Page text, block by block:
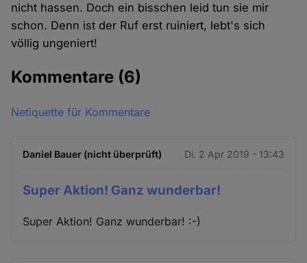
nicht hassen. Doch ein bisschen leid tun sie mir
schon. Denn ist der Ruf erst ruiniert, lebt's sich
völlig ungeniert!
Kommentare (6)
Netiquette für Kommentare
Daniel Bauer (nicht überprüft) Di. 2 Apr 2019 - 13:43
Super Aktion! Ganz wunderbar!
Super Aktion! Ganz wunderbar! :-)